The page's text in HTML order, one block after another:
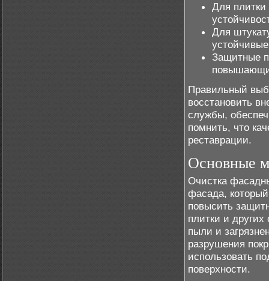
Для плитки
Для
Защитные
Правильный
восстановить
службы,
помнить, что
реставрации.
Основные
Очистка
фасада,
повысить
плитки и
пыли и
разрушения
использовать
поверхности.